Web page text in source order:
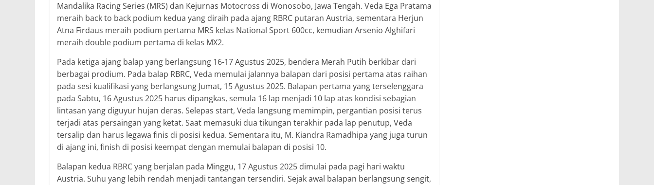
Mandalika Racing Series (MRS) dan Kejurnas Motocross di Wonosobo, Jawa Tengah. Veda Ega Pratama
meraih back to back podium kedua yang diraih pada ajang RBRC putaran Austria, sementara Herjun
Atna Firdaus meraih podium pertama MRS kelas National Sport 600cc, kemudian Arsenio Alghifari
meraih double podium pertama di kelas MX2.
Pada ketiga ajang balap yang berlangsung 16-17 Agustus 2025, bendera Merah Putih berkibar dari
berbagai prodium. Pada balap RBRC, Veda memulai jalannya balapan dari posisi pertama atas raihan
pada sesi kualifikasi yang berlangsung Jumat, 15 Agustus 2025. Balapan pertama yang terselenggara
pada Sabtu, 16 Agustus 2025 harus dipangkas, semula 16 lap menjadi 10 lap atas kondisi sebagian
lintasan yang diguyur hujan deras. Selepas start, Veda langsung memimpin, pergantian posisi terus
terjadi atas persaingan yang ketat. Saat memasuki dua tikungan terakhir pada lap penutup, Veda
tersalip dan harus legawa finis di posisi kedua. Sementara itu, M. Kiandra Ramadhipa yang juga turun
di ajang ini, finish di posisi keempat dengan memulai balapan di posisi 10.
Balapan kedua RBRC yang berjalan pada Minggu, 17 Agustus 2025 dimulai pada pagi hari waktu
Austria. Suhu yang lebih rendah menjadi tantangan tersendiri. Sejak awal balapan berlangsung sengit,